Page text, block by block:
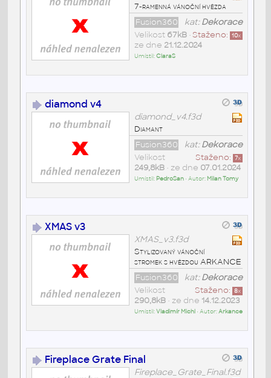
7-ramenná vánoční hvězda
kat:Dekorace
Fusion360
Staženo: 10x
Velikost 67kB•
ze dne 21.12.2024
Umístil:ClaraS
diamond v4
diamond_v4.f3d
Diamant
kat:Dekorace
Fusion360
Staženo: 7x
Velikost
249,8kB• ze dne 07.01.2024
Umístil: PedroSan• Autor: Milan Tomy
XMAS v3
XMAS_v3.f3d
Stylizovaný vánoční
stromek s hvězdou ARKANCE
kat:Dekorace
Fusion360
Staženo: 8x
Velikost
290,8kB• ze dne 14.12.2023
Umístil:Vladimír Michl• Autor:Arkance
Fireplace Grate Final
Fireplace_Grate_Final.f3d